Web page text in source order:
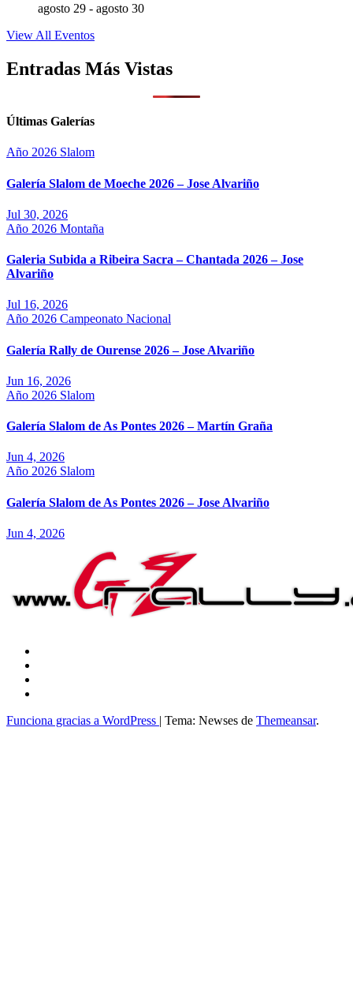
agosto 29 - agosto 30
View All Eventos
Entradas Más Vistas
Últimas Galerías
Año 2026 Slalom
Galería Slalom de Moeche 2026 – Jose Alvariño
Jul 30, 2026
Año 2026 Montaña
Galeria Subida a Ribeira Sacra – Chantada 2026 – Jose
Alvariño
Jul 16, 2026
Año 2026 Campeonato Nacional
Galería Rally de Ourense 2026 – Jose Alvariño
Jun 16, 2026
Año 2026 Slalom
Galería Slalom de As Pontes 2026 – Martín Graña
Jun 4, 2026
Año 2026 Slalom
Galería Slalom de As Pontes 2026 – Jose Alvariño
Jun 4, 2026
Funciona gracias a WordPress | Tema: Newses de Themeansar.